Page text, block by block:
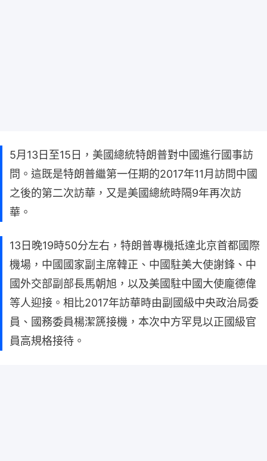
5月13日至15日，美國總統特朗普對中國進行國事訪
問。這既是特朗普繼第一任期的2017年11月訪問中國
之後的第二次訪華，又是美國總統時隔9年再次訪
華。
13日晚19時50分左右，特朗普專機抵達北京首都國際
機場，中國國家副主席韓正、中國駐美大使謝鋒、中
國外交部副部長馬朝旭，以及美國駐中國大使龐德偉
等人迎接。相比2017年訪華時由副國級中央政治局委
員、國務委員楊潔篪接機，本次中方罕見以正國級官
員高規格接待。